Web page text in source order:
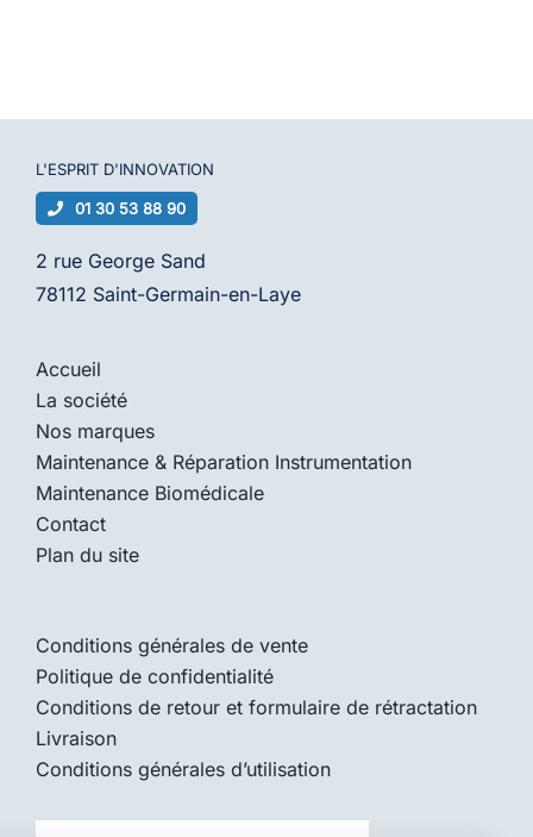
L'ESPRIT D'INNOVATION
01 30 53 88 90
2 rue George Sand
78112 Saint-Germain-en-Laye
Accueil
La société
Nos marques
Maintenance & Réparation Instrumentation
Maintenance Biomédicale
Contact
Plan du site
Conditions générales de vente
Politique de confidentialité
Conditions de retour et formulaire de rétractation
Livraison
Conditions générales d’utilisation